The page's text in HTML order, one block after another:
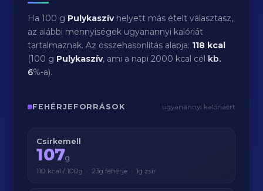
Ha 100 g Pulykaszívhelyett más ételt választasz,
az alábbi mennyiségek ugyanannyi kalóriát
tartalmaznak. Az összehasonlítás alapja: 118 kcal
(100 g Pulykaszív, ami a napi 2000 kcal cél kb.
6%-a).
FEHÉRJEFORRÁSOK ugyanannyi kalóriáért
Csirkemell
107g
110 kcal / 100g · 23g fehérje · 1g zsír